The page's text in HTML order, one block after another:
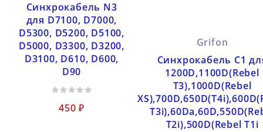
Синхрокабель N3
для D7100, D7000,
D5300, D5200, D5100,
D5000, D3300, D3200,
D3100, D610, D600,
D90
450 ₽
Grifon
Синхрокабель С1
1200D,1100D(Rebel
T3),1000D(Rebel
T2i),500D(Rebel T1i